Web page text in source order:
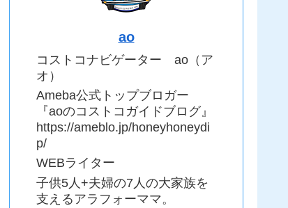
ao
コストコナビゲーター ao（ア
オ）
Ameba公式トップブロガー
『aoのコストコガイドブログ』
https://ameblo.jp/honeyhoneydi
p/
WEBライター
子供5人+夫婦の7人の大家族を
支えるアラフォーママ。